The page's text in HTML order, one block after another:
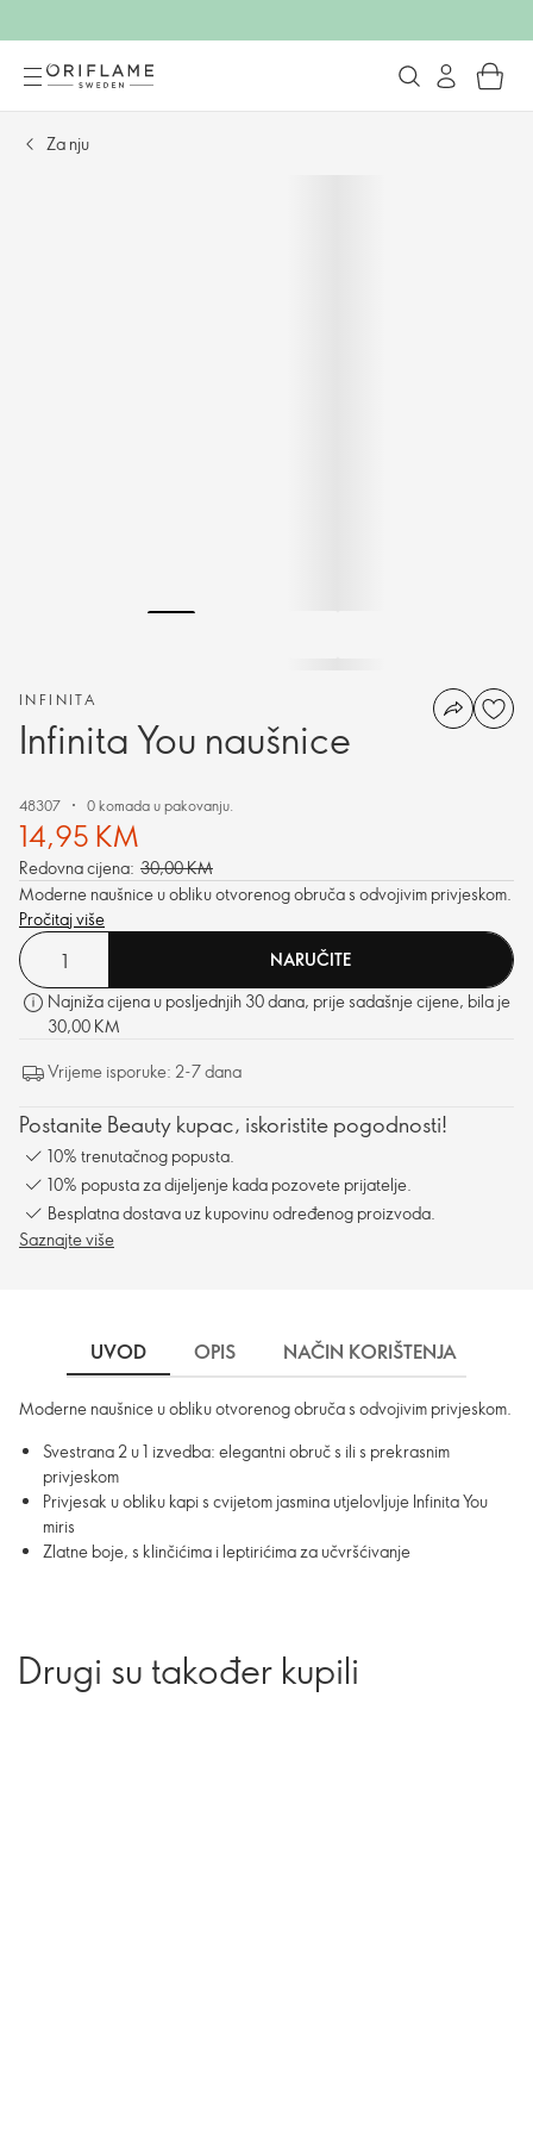
Za nju
INFINITA
Infinita You naušnice
48307 0 komada u pakovanju.
14,95 KM
Redovna cijena: 30,00 KM
Moderne naušnice u obliku otvorenog obruča s odvojivim privjeskom.
Pročitaj više
NARUČITE
Najniža cijena u posljednjih 30 dana, prije sadašnje cijene, bila je
30,00 KM
Vrijeme isporuke: 2-7 dana
Postanite Beauty kupac, iskoristite pogodnosti!
10% trenutačnog popusta.
10% popusta za dijeljenje kada pozovete prijatelje.
Besplatna dostava uz kupovinu određenog proizvoda.
Saznajte više
UVOD OPIS NAČIN KORIŠTENJA
Moderne naušnice u obliku otvorenog obruča s odvojivim privjeskom.
Svestrana 2 u 1 izvedba: elegantni obruč s ili s prekrasnim
privjeskom
Privjesak u obliku kapi s cvijetom jasmina utjelovljuje Infinita You
miris
Zlatne boje, s klinčićima i leptirićima za učvršćivanje
Drugi su također kupili